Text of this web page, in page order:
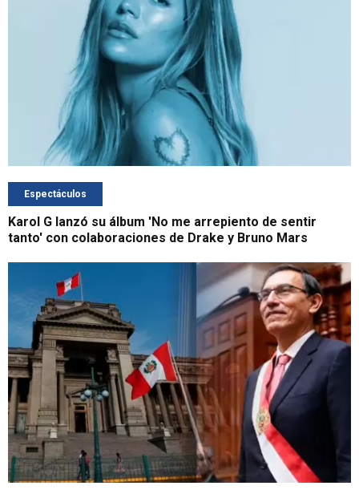
Espectáculos
Karol G lanzó su álbum 'No me arrepiento de sentir
tanto' con colaboraciones de Drake y Bruno Mars